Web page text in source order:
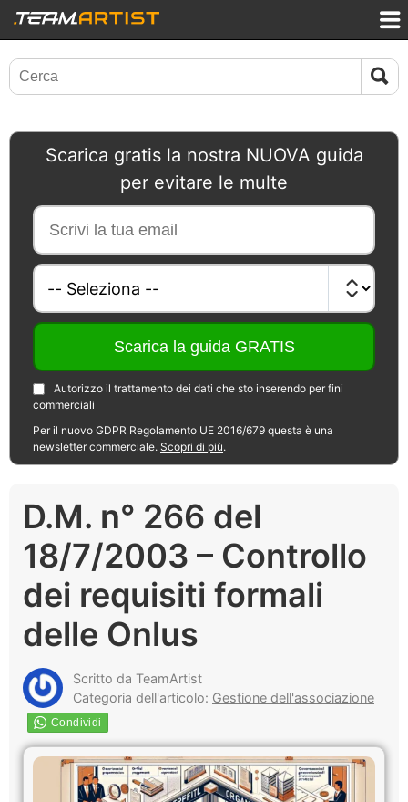
Scarica gratis la nostra NUOVA guida
per evitare le multe
Autorizzo il trattamento dei dati che sto inserendo per fini
commerciali
Per il nuovo GDPR Regolamento UE 2016/679 questa è una
newsletter commerciale. Scopri di più.
D.M. n° 266 del
18/7/2003 – Controllo
dei requisiti formali
delle Onlus
Scritto da TeamArtist
Categoria dell'articolo: Gestione dell'associazione